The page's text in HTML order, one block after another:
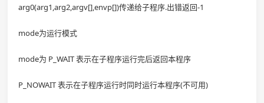
arg0(arg1,arg2,argv[],envp[])传递给子程序.出错返回-1
mode为运行模式
mode为 P_WAIT 表示在子程序运行完后返回本程序
P_NOWAIT 表示在子程序运行时同时运行本程序(不可用)